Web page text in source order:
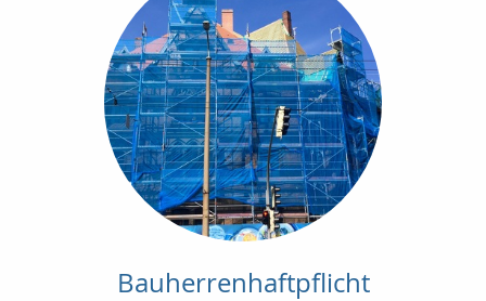
Bauherrenhaftpflicht